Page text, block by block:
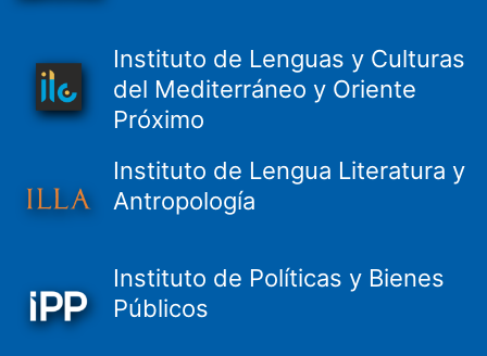
Instituto de Lenguas y Culturas
del Mediterráneo y Oriente
Próximo
Instituto de Lengua Literatura y
Antropología
Instituto de Políticas y Bienes
Públicos